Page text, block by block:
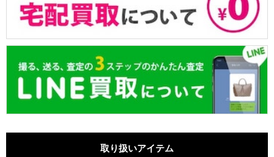
取り扱いアイテム